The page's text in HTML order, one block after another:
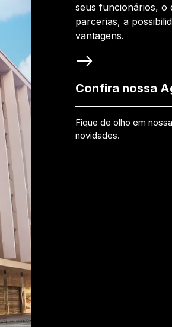
seus funcionários, o
parcerias, a
vantagens.
Confira nossa
Fique de olho em
novidades.